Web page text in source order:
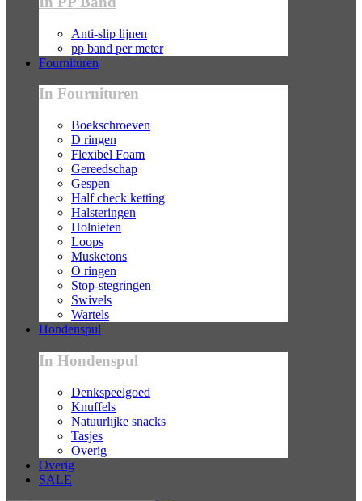
Anti-slip lijnen
pp band per meter
Fournituren
In Fournituren
Boekschroeven
D ringen
Flexibel Foam
Gereedschap
Gespen
Half check ketting
Halsteringen
Holnieten
Loops
Musketons
O ringen
Stop-stegringen
Swivels
Wartels
Hondenspul
In Hondenspul
Denkspeelgoed
Knuffels
Natuurlijke snacks
Tasjes
Overig
Overig
SALE